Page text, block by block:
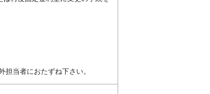
当者におたずね下さい。